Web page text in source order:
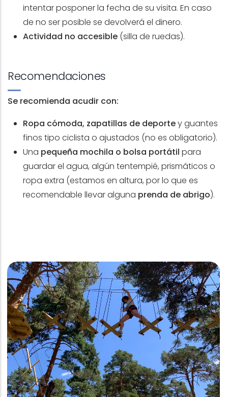
intentar posponer la fecha de su visita. En caso
de no ser posible se devolverá el dinero.
Actividad no accesible (silla de ruedas).
Recomendaciones
Se recomienda acudir con:
Ropa cómoda, zapatillas de deportey guantes
finos tipo ciclista o ajustados (no es obligatorio).
Una pequeña mochila o bolsa portátil para
guardar el agua, algún tentempié, prismáticos o
ropa extra (estamos en altura, por lo que es
recomendable llevar alguna prenda de abrigo).